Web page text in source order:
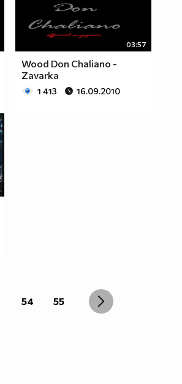
03:57
Wood Don Chaliano -
Zavarka
1 413 16.09.2010
54 55